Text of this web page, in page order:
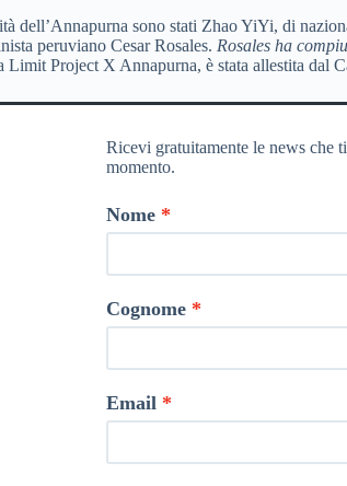
dell’Annapurna sono stati Zhao YiYi, di
peruviano Cesar Rosales. Rosales ha
Limit Project X Annapurna, è stata allestita dal
Ricevi gratuitamente le news che
momento.
Nome
Cognome
Email